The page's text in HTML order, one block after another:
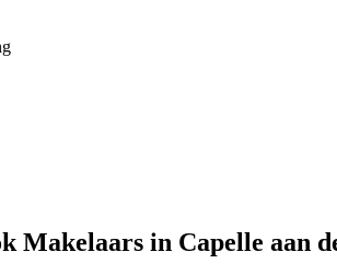
Makelaars in Capelle aan